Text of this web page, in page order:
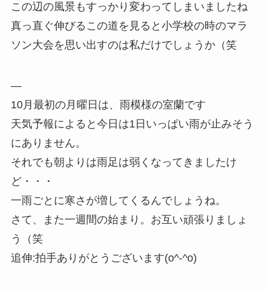
この辺の風景もすっかり変わってしまいましたね
真っ直ぐ伸びるこの道を見ると小学校の時のマラ
ソン大会を思い出すのは私だけでしょうか（笑
—
10月最初の月曜日は、雨模様の室蘭です
天気予報によると今日は1日いっぱい雨が止みそう
にありません。
それでも朝よりは雨足は弱くなってきましたけ
ど・・・
一雨ごとに寒さが増してくるんでしょうね。
さて、また一週間の始まり。お互い頑張りましょ
う（笑
追伸:拍手ありがとうございます(o^-^o)